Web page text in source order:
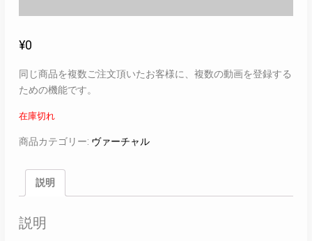
¥0
同じ商品を複数ご注文頂いたお客様に、複数の動画を登録する
ための機能です。
在庫切れ
商品カテゴリー: ヴァーチャル
説明
説明